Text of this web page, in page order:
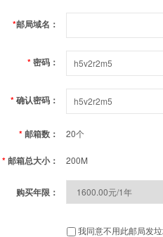
*邮局域名：
*密码：
*确认密码：
*邮箱数： 20个
*邮箱总大小： 200M
购买年限：
我同意不用此邮局发